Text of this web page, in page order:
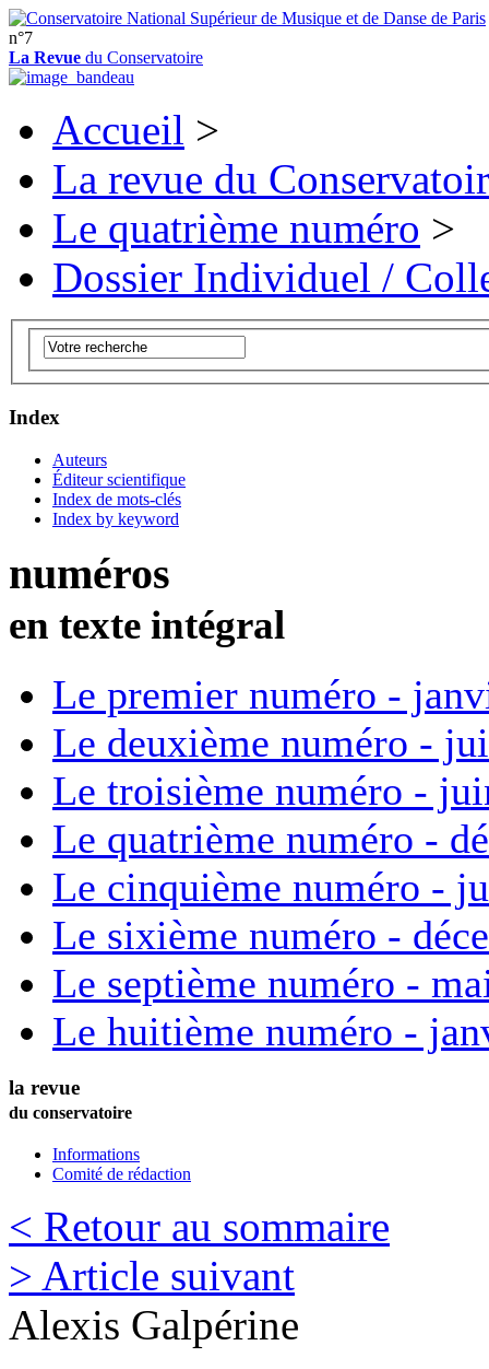
n°7
La Revue du Conservatoire
Accueil >
La revue du
Le quatrième numéro >
Dossier Individuel /
Index
Auteurs
Éditeur scientifique
Index de mots-clés
Index by keyword
numéros
en texte intégral
Le premier numéro -
Le deuxième numéro -
Le troisième numéro -
Le quatrième numéro -
Le cinquième numéro -
Le sixième numéro -
Le septième numéro -
Le huitième numéro -
la revue
du conservatoire
Informations
Comité de rédaction
< Retour au sommaire
> Article suivant
Alexis Galpérine